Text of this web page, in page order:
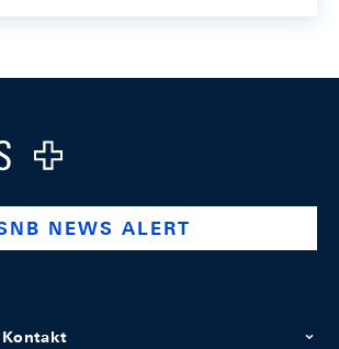
company/swiss-national-
www.youtube.com/@swissnationalbank
NEWS ALERT